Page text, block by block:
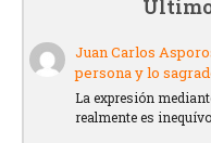
Juan Carlos
persona y lo
La expresión
realmente es